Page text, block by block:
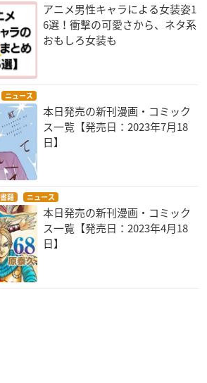
アニメ男性キャラによる女装姿1
6選！衝撃の可愛さから、ネタ系
おもしろ女装も
ニュース
本日発売の新刊漫画・コミック
ス一覧【発売日：2023年7月18
日】
書籍 ニュース
本日発売の新刊漫画・コミック
ス一覧【発売日：2023年4月18
日】